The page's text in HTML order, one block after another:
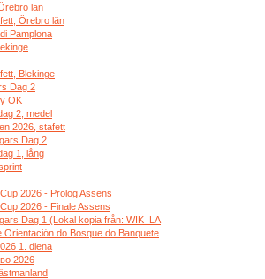
län
Örebro län
Pamplona
Blekinge
Dag 2
OK
2, medel
2026, stafett
Dag 2
1, lång
2026 - Prolog Assens
2026 - Finale Assens
Dag 1 (Lokal kopia från: WIK_LA
Orientación do Bosque do Banquete
1. diena
2026